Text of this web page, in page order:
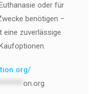
oder für
benötigen –
eine zuverlässige
on.org